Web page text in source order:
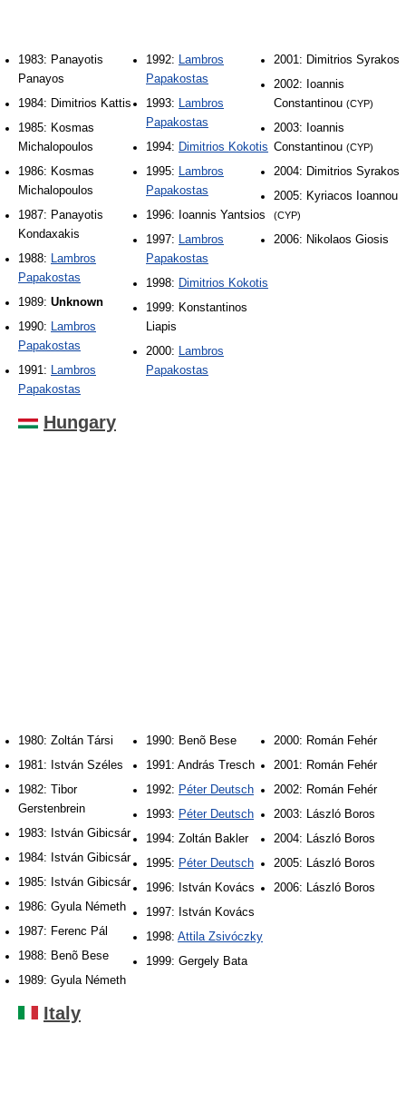
1983: Panayotis
Panayos
1984: Dimitrios Kattis
1985: Kosmas
Michalopoulos
1986: Kosmas
Michalopoulos
1987: Panayotis
Kondaxakis
1988: Lambros
Papakostas
1989: Unknown
1990: Lambros
Papakostas
1991: Lambros
Papakostas
1992: Lambros
Papakostas
1993: Lambros
Papakostas
1994: Dimitrios Kokotis
1995: Lambros
Papakostas
1996: Ioannis Yantsios
1997: Lambros
Papakostas
1998: Dimitrios Kokotis
1999: Konstantinos
Liapis
2000: Lambros
Papakostas
2001: Dimitrios Syrakos
2002: Ioannis
Constantinou (CYP)
2003: Ioannis
Constantinou (CYP)
2004: Dimitrios Syrakos
2005: Kyriacos Ioannou
(CYP)
2006: Nikolaos Giosis
Hungary
1980: Zoltán Társi
1981: István Széles
1982: Tibor
Gerstenbrein
1983: István Gibicsár
1984: István Gibicsár
1985: István Gibicsár
1986: Gyula Németh
1987: Ferenc Pál
1988: Benõ Bese
1989: Gyula Németh
1990: Benõ Bese
1991: András Tresch
1992: Péter Deutsch
1993: Péter Deutsch
1994: Zoltán Bakler
1995: Péter Deutsch
1996: István Kovács
1997: István Kovács
1998: Attila Zsivóczky
1999: Gergely Bata
2000: Román Fehér
2001: Román Fehér
2002: Román Fehér
2003: László Boros
2004: László Boros
2005: László Boros
2006: László Boros
Italy